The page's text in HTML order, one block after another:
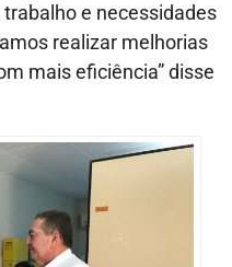
e necessidades
realizar melhorias
mais eficiência” disse